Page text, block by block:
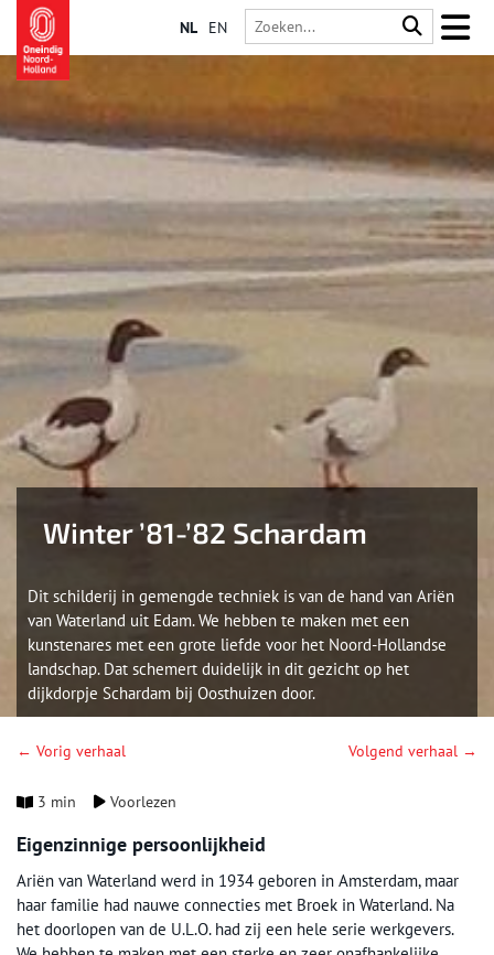
NL EN
Winter ’81-’82 Schardam
Dit schilderij in gemengde techniek is van de hand van Ariën
van Waterland uit Edam. We hebben te maken met een
kunstenares met een grote liefde voor het Noord-Hollandse
landschap. Dat schemert duidelijk in dit gezicht op het
dijkdorpje Schardam bij Oosthuizen door.
← Vorig verhaal Volgend verhaal →
3 min Voorlezen
Eigenzinnige persoonlijkheid
Ariën van Waterland werd in 1934 geboren in Amsterdam, maar
haar familie had nauwe connecties met Broek in Waterland. Na
het doorlopen van de U.L.O. had zij een hele serie werkgevers.